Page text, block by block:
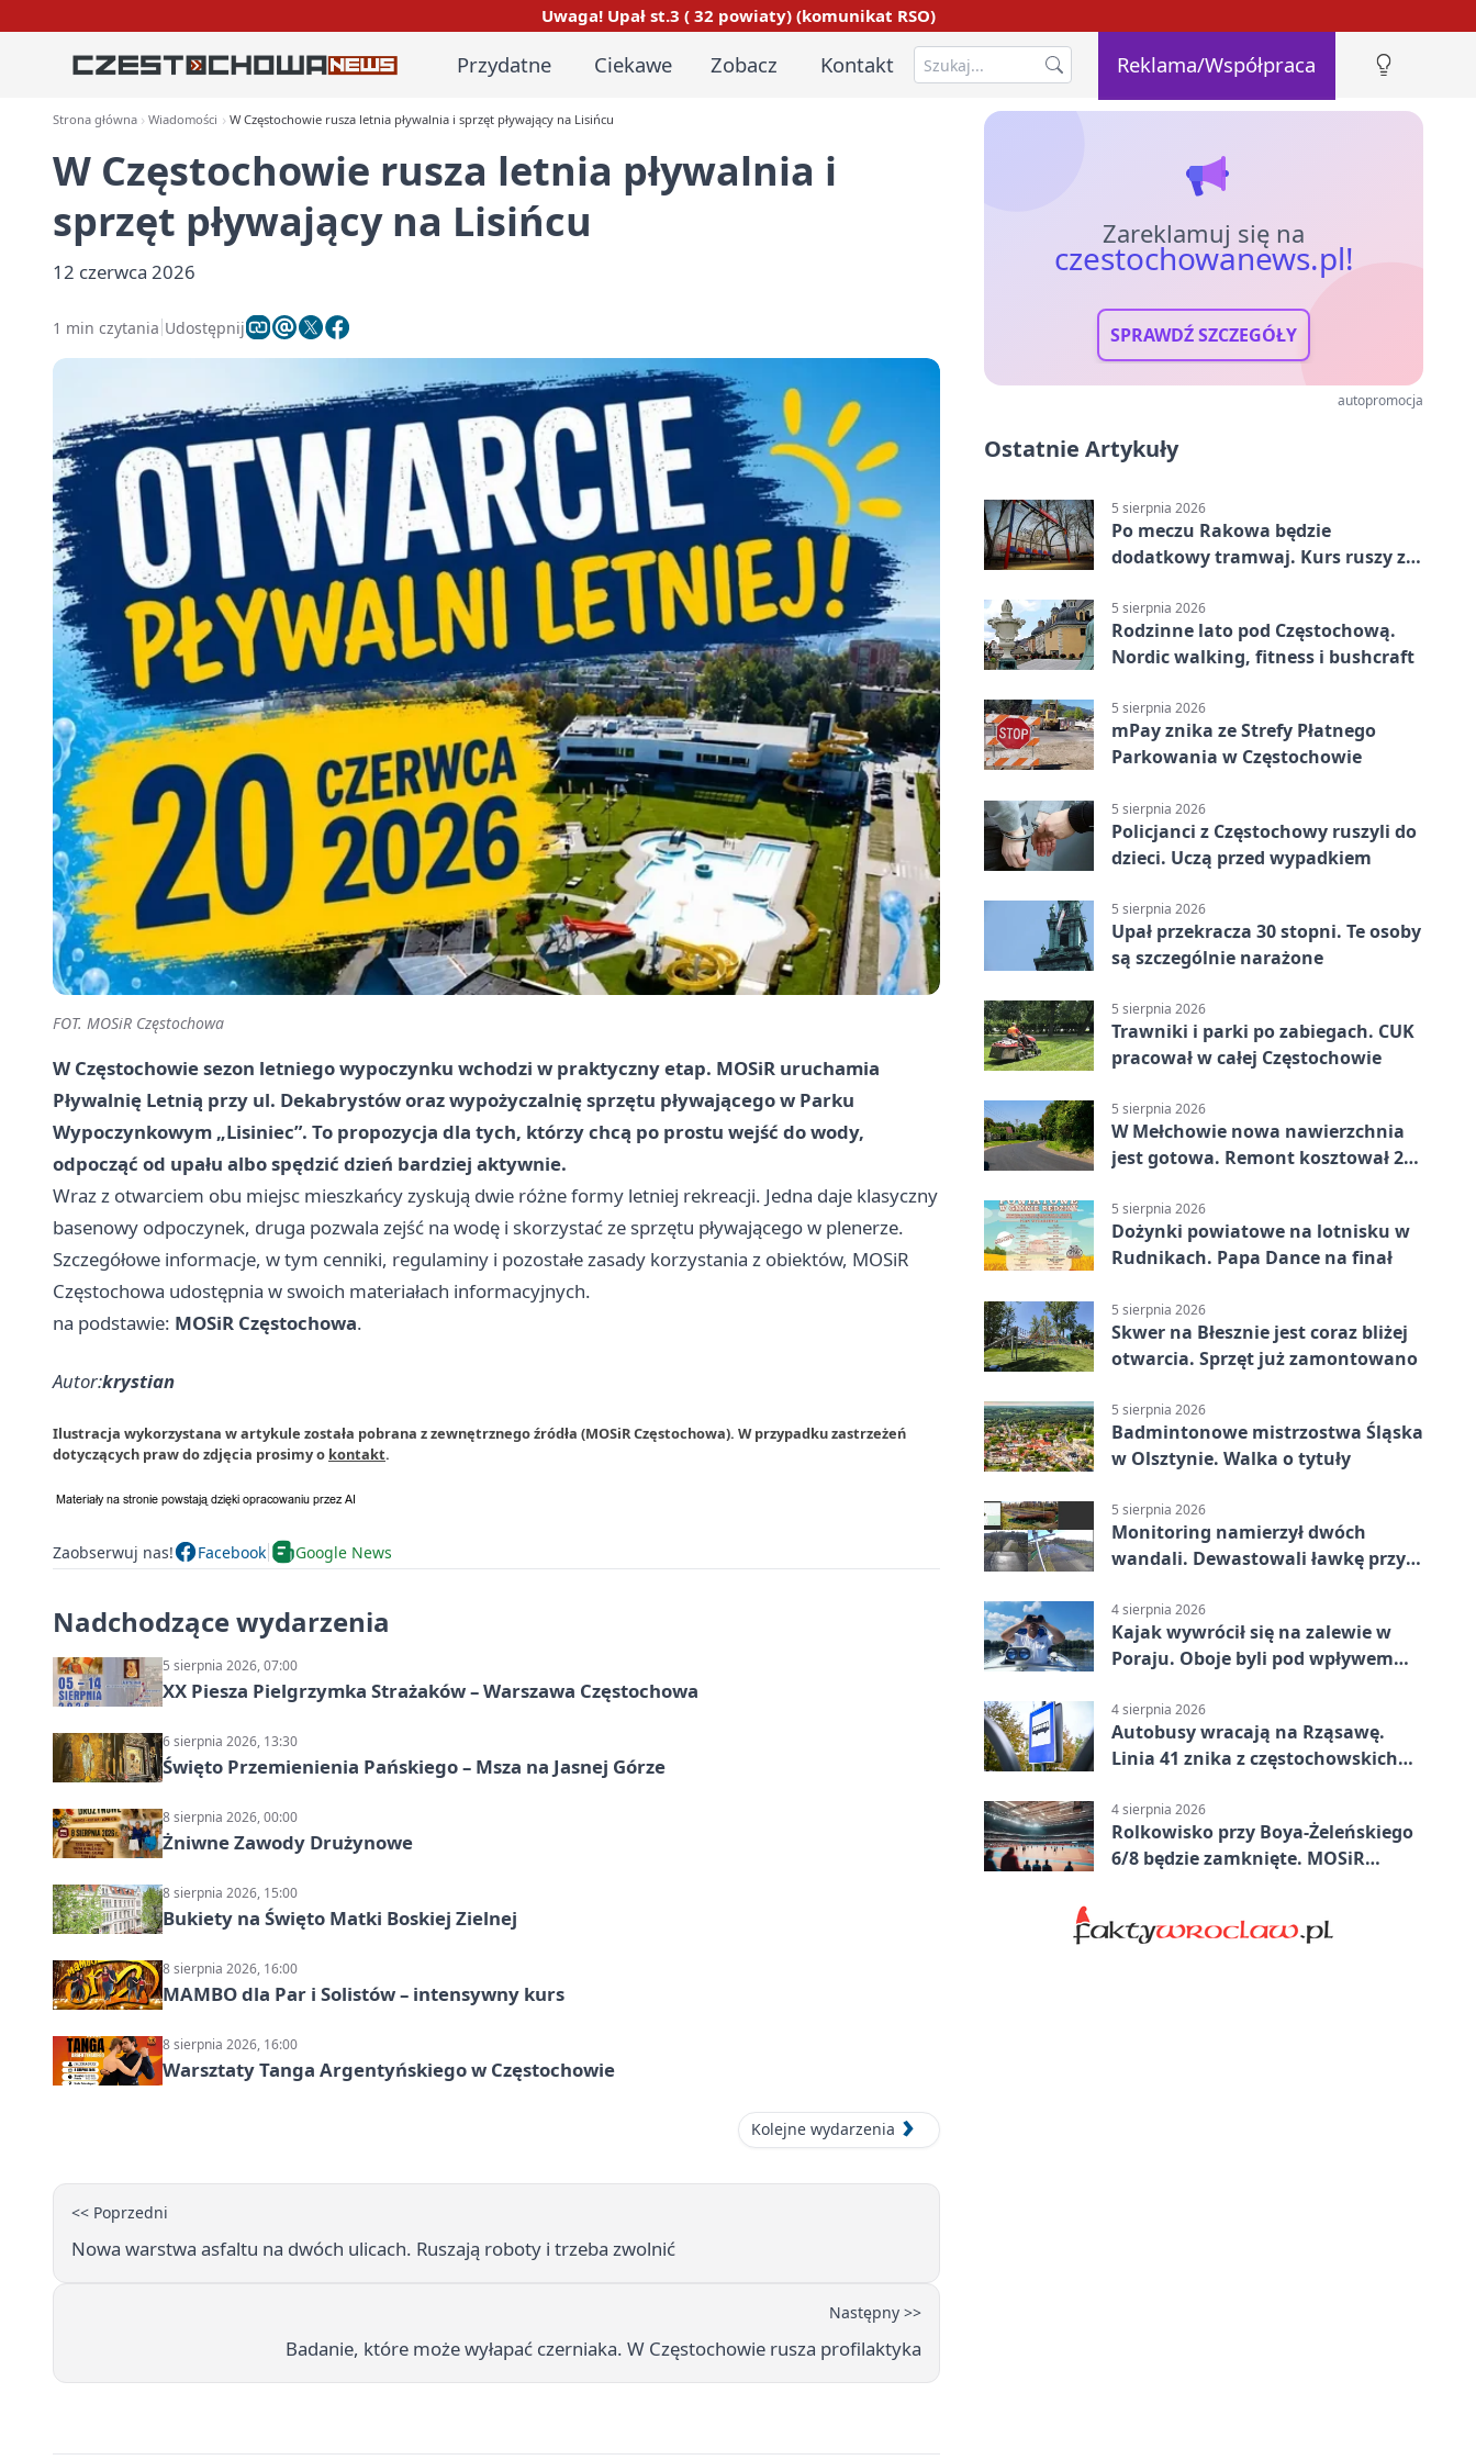
Uwaga! Upał st.3 ( 32 powiaty) (komunikat RSO)
Przydatne Ciekawe Zobacz Kontakt Reklama/Współpraca
Strona główna Wiadomości W Częstochowie rusza letnia pływalnia i sprzęt pływający na Lisińcu
W Częstochowie rusza letnia pływalnia i
sprzęt pływający na Lisińcu
12 czerwca 2026
1 min czytania Udostępnij
FOT. MOSiR Częstochowa
W Częstochowie sezon letniego wypoczynku wchodzi w praktyczny etap. MOSiR uruchamia
Pływalnię Letnią przy ul. Dekabrystów oraz wypożyczalnię sprzętu pływającego w Parku
Wypoczynkowym „Lisiniec”. To propozycja dla tych, którzy chcą po prostu wejść do wody,
odpocząć od upału albo spędzić dzień bardziej aktywnie.
Wraz z otwarciem obu miejsc mieszkańcy zyskują dwie różne formy letniej rekreacji. Jedna daje klasyczny
basenowy odpoczynek, druga pozwala zejść na wodę i skorzystać ze sprzętu pływającego w plenerze.
Szczegółowe informacje, w tym cenniki, regulaminy i pozostałe zasady korzystania z obiektów, MOSiR
Częstochowa udostępnia w swoich materiałach informacyjnych.
na podstawie: MOSiR Częstochowa.
Autor:krystian
Ilustracja wykorzystana w artykule została pobrana z zewnętrznego źródła (MOSiR Częstochowa). W przypadku zastrzeżeń
dotyczących praw do zdjęcia prosimy o kontakt.
Zaobserwuj nas! Facebook Google News
Nadchodzące wydarzenia
5 sierpnia 2026, 07:00
XX Piesza Pielgrzymka Strażaków – Warszawa Częstochowa
6 sierpnia 2026, 13:30
Święto Przemienienia Pańskiego – Msza na Jasnej Górze
8 sierpnia 2026, 00:00
Żniwne Zawody Drużynowe
8 sierpnia 2026, 15:00
Bukiety na Święto Matki Boskiej Zielnej
8 sierpnia 2026, 16:00
MAMBO dla Par i Solistów – intensywny kurs
8 sierpnia 2026, 16:00
Warsztaty Tanga Argentyńskiego w Częstochowie
Kolejne wydarzenia
<< Poprzedni
Nowa warstwa asfaltu na dwóch ulicach. Ruszają roboty i trzeba zwolnić
Następny >>
Badanie, które może wyłapać czerniaka. W Częstochowie rusza profilaktyka
Zareklamuj się na
czestochowanews.pl!
SPRAWDŹ SZCZEGÓŁY
autopromocja
Ostatnie Artykuły
5 sierpnia 2026
Po meczu Rakowa będzie
dodatkowy tramwaj. Kurs ruszy ze
5 sierpnia 2026
Rodzinne lato pod Częstochową.
Nordic walking, fitness i bushcraft
5 sierpnia 2026
mPay znika ze Strefy Płatnego
Parkowania w Częstochowie
5 sierpnia 2026
Policjanci z Częstochowy ruszyli do
dzieci. Uczą przed wypadkiem
5 sierpnia 2026
Upał przekracza 30 stopni. Te osoby
są szczególnie narażone
5 sierpnia 2026
Trawniki i parki po zabiegach. CUK
pracował w całej Częstochowie
5 sierpnia 2026
W Mełchowie nowa nawierzchnia
jest gotowa. Remont kosztował 222
5 sierpnia 2026
Dożynki powiatowe na lotnisku w
Rudnikach. Papa Dance na finał
5 sierpnia 2026
Skwer na Błesznie jest coraz bliżej
otwarcia. Sprzęt już zamontowano
5 sierpnia 2026
Badmintonowe mistrzostwa Śląska
w Olsztynie. Walka o tytuły
5 sierpnia 2026
Monitoring namierzył dwóch
wandali. Dewastowali ławkę przy
4 sierpnia 2026
Kajak wywrócił się na zalewie w
Poraju. Oboje byli pod wpływem
4 sierpnia 2026
Autobusy wracają na Rząsawę.
Linia 41 znika z częstochowskich
4 sierpnia 2026
Rolkowisko przy Boya-Żeleńskiego
6/8 będzie zamknięte. MOSiR